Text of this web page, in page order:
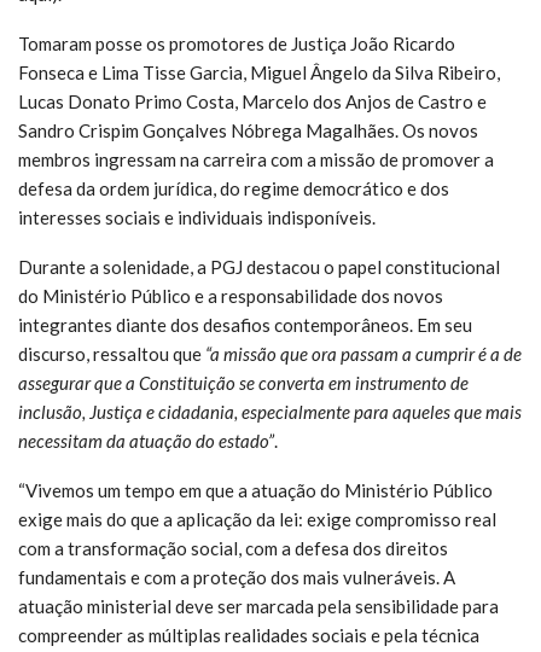
Tomaram posse os promotores de Justiça João Ricardo
Fonseca e Lima Tisse Garcia, Miguel Ângelo da Silva Ribeiro,
Lucas Donato Primo Costa, Marcelo dos Anjos de Castro e
Sandro Crispim Gonçalves Nóbrega Magalhães. Os novos
membros ingressam na carreira com a missão de promover a
defesa da ordem jurídica, do regime democrático e dos
interesses sociais e individuais indisponíveis.
Durante a solenidade, a PGJ destacou o papel constitucional
do Ministério Público e a responsabilidade dos novos
integrantes diante dos desafios contemporâneos. Em seu
discurso, ressaltou que “a missão que ora passam a cumprir é a de
assegurar que a Constituição se converta em instrumento de
inclusão, Justiça e cidadania, especialmente para aqueles que mais
necessitam da atuação do estado”.
“Vivemos um tempo em que a atuação do Ministério Público
exige mais do que a aplicação da lei: exige compromisso real
com a transformação social, com a defesa dos direitos
fundamentais e com a proteção dos mais vulneráveis. A
atuação ministerial deve ser marcada pela sensibilidade para
compreender as múltiplas realidades sociais e pela técnica